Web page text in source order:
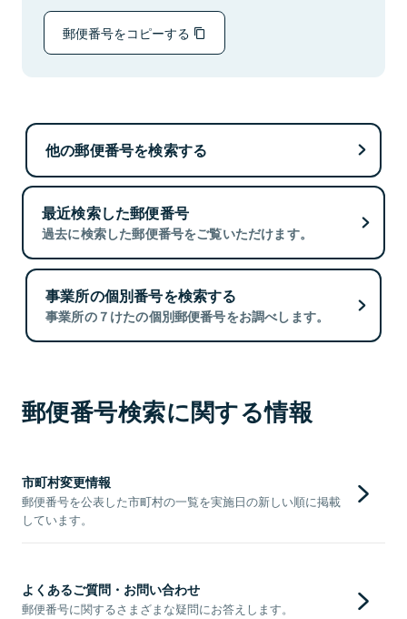
郵便番号をコピーする
他の郵便番号を検索する
最近検索した郵便番号
過去に検索した郵便番号をご覧いただけます。
事業所の個別番号を検索する
事業所の７けたの個別郵便番号をお調べします。
郵便番号検索に関する情報
市町村変更情報
郵便番号を公表した市町村の一覧を実施日の新しい順に掲載
しています。
よくあるご質問・お問い合わせ
郵便番号に関するさまざまな疑問にお答えします。